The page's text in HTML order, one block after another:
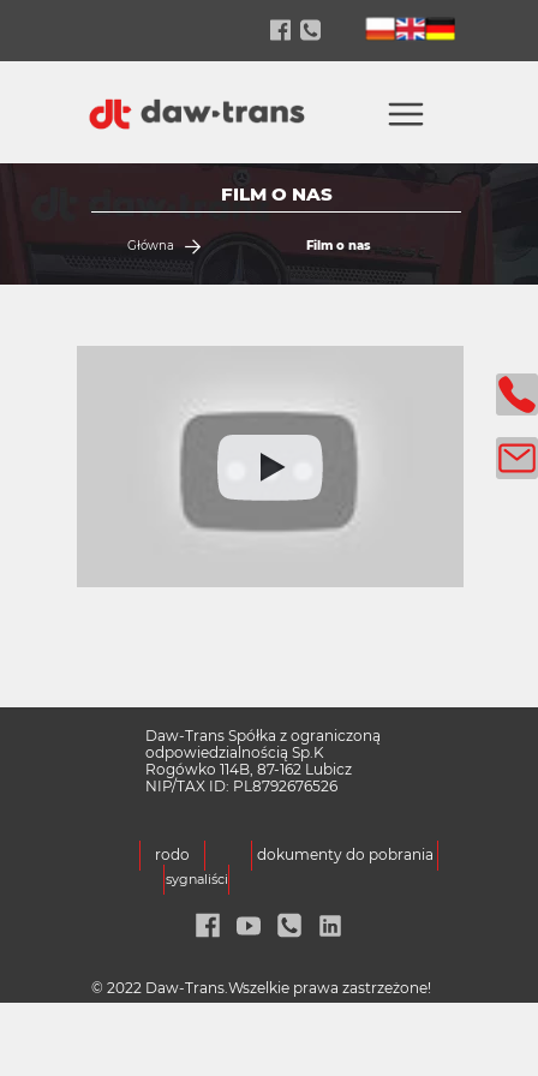
Film o nas
Główna
FILM O NAS
Daw-Trans Spółka z ograniczoną
odpowiedzialnością Sp.K
Rogówko 114B, 87-162 Lubicz
NIP/TAX ID: PL8792676526
© 2022 Daw-Trans.Wszelkie prawa zastrzeżone!
sygnaliści
rodo dokumenty do pobrania